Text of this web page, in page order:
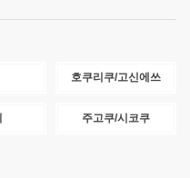
호쿠리쿠/고신에쓰
주고쿠/시코쿠